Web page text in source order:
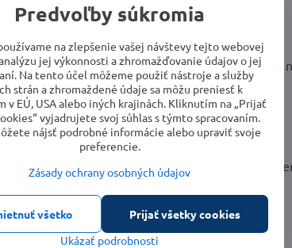
a rovnomerný rez. Výška kosenia je centrálne
trávnika a aktuálnych podmienok.
prenášanie a manipuláciu aj na menších alebo
jazdu počas kosenia.
Predvoľby súkromia
na zlepšenie vašej návštevy tejto webovej
jej výkonnosti a zhromažďovanie údajov o jej
Na tento účel môžeme použiť nástroje a služby
strán a zhromaždené údaje sa môžu preniesť k
v EÚ, USA alebo iných krajinách. Kliknutím na „Prijať
vyjadrujete svoj súhlas s týmto spracovaním.
nájsť podrobné informácie alebo upraviť svoje
preferencie.
Zásady ochrany osobných údajov
Ukázať podrobnosti
Prijať všetky cookies
všetko